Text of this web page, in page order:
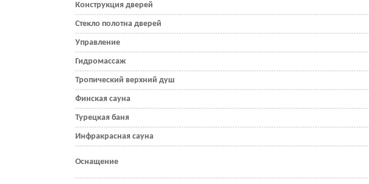
Конструкция дверей
Стекло полотна дверей
Управление
Гидромассаж
Тропический верхний душ
Финская сауна
Турецкая баня
Инфракрасная сауна
Оснащение